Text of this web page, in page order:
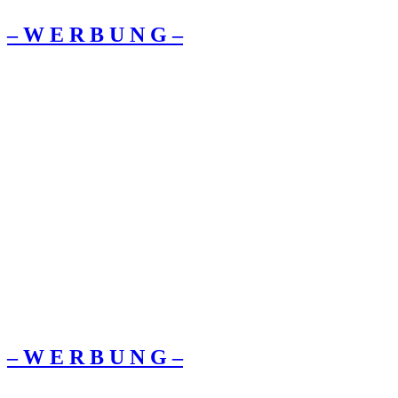
– W Ε R Β U Ν G –
– W Ε R Β U Ν G –